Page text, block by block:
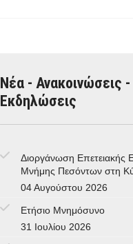
Νέα - Ανακοινώσεις -
Εκδηλώσεις
Διοργάνωση Επετειακής
Μνήμης Πεσόντων στη
04 Αυγούστου 2026
Ετήσιο Μνημόσυνο
31 Ιουλίου 2026